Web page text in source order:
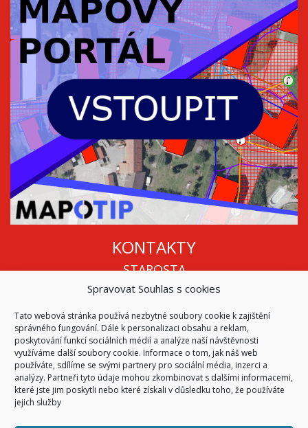
Spravovat Souhlas s cookies
Tato webová stránka používá nezbytné soubory cookie k zajištění
správného fungování. Dále k personalizaci obsahu a reklam,
poskytování funkcí sociálních médií a analýze naší návštěvnosti
využíváme další soubory cookie. Informace o tom, jak náš web
používáte, sdílíme se svými partnery pro sociální média, inzerci a
analýzy. Partneři tyto údaje mohou zkombinovat s dalšími informacemi,
které jste jim poskytli nebo které získali v důsledku toho, že používáte
jejich služby
KONTAKTY
STAROSTA
Mgr. Roman Vala
info@oukojetice.cz
ÚŘEDNÍ HODINY
Po, St: 15:30 - 16:30
Všechny kontakty | Kde nás najdete